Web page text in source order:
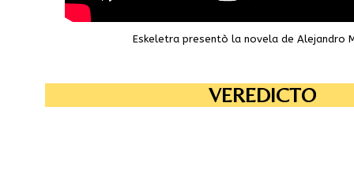
Eskeletra presentò la novela de Alejandro
VEREDICTO